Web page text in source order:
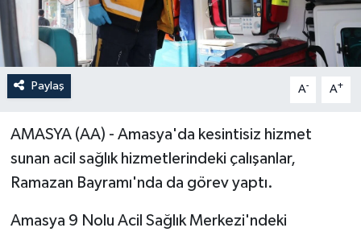
Paylaş A- A+
AMASYA (AA) - Amasya'da kesintisiz hizmet
sunan acil sağlık hizmetlerindeki çalışanlar,
Ramazan Bayramı'nda da görev yaptı.
Amasya 9 Nolu Acil Sağlık Merkezi'ndeki